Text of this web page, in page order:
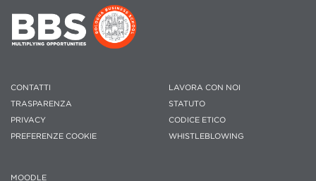
CONTATTI
TRASPARENZA
PRIVACY
PREFERENZE COOKIE
LAVORA CON NOI
STATUTO
CODICE ETICO
WHISTLEBLOWING
MOODLE